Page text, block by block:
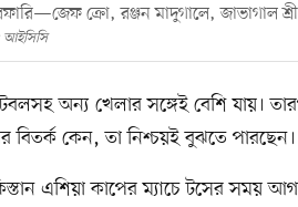
ক্রো, রঞ্জন মাদুগালে, জাভাগাল
আইসিসি
অন্য খেলার সঙ্গেই বেশি যায়।
কেন, তা নিশ্চয়ই বুঝতে পারছেন।
এশিয়া কাপের ম্যাচে টসের সময়